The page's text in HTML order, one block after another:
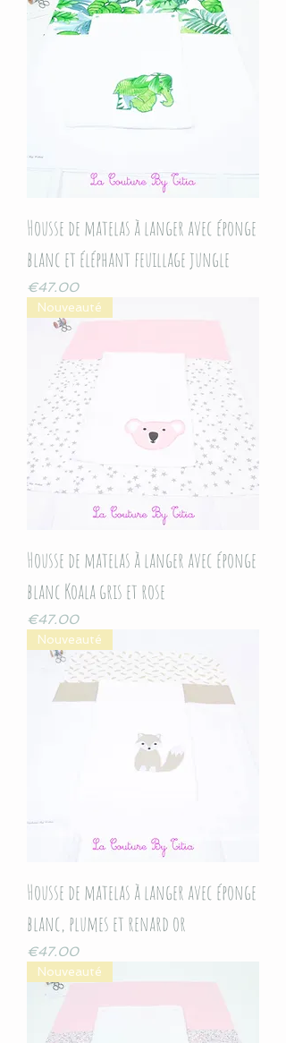
Housse de matelas à langer avec éponge
blanc et éléphant feuillage jungle
Price
€47.00
Nouveauté
Housse de matelas à langer avec éponge
blanc Koala gris et rose
Price
€47.00
Nouveauté
Housse de matelas à langer avec éponge
blanc, plumes et renard or
Price
€47.00
Nouveauté